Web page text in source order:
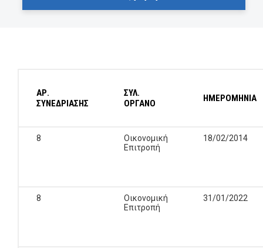
ΑΡ.
ΣΥΝΕΔΡΙΑΣΗΣ
ΣΥΛ.
ΟΡΓΑΝΟ
ΗΜΕΡΟΜΗΝΙΑ
8
Οικονομική
Επιτροπή
18/02/2014
8
Οικονομική
Επιτροπή
31/01/2022